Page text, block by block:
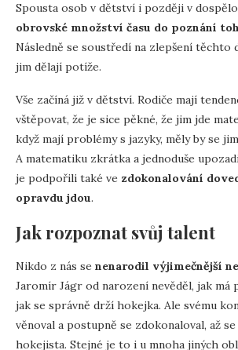
Spousta osob v dětství i později v
obrovské množství času do poznání
Následně se soustředí na zlepšení těchto
jim dělají potíže.
Vše začíná již v dětství. Rodiče mají
vštěpovat, že je sice pěkné, že jim jde
když mají problémy s jazyky, měly by se
A matematiku zkrátka a jednoduše
je podpořili také ve zdokonalování
opravdu jdou.
Jak rozpoznat svůj talent
Nikdo z nás se nenarodil výjimečnější
Jaromír Jágr od narození nevěděl, jak má
jak se správně drží hokejka. Ale svému
věnoval a postupně se zdokonaloval, až
hokejista. Stejné je to i u mnoha jiných